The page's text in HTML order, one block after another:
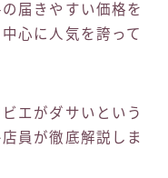
届きやすい価格を
心に人気を誇って
エがダサいという
員が徹底解説しま